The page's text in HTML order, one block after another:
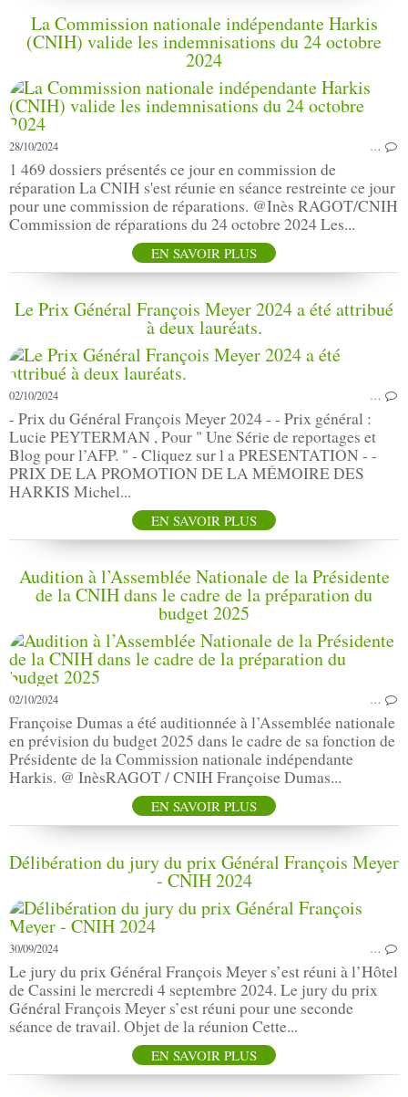
La Commission nationale indépendante Harkis
(CNIH) valide les indemnisations du 24 octobre
2024
28/10/2024 …
1 469 dossiers présentés ce jour en commission de
réparation La CNIH s'est réunie en séance restreinte ce jour
pour une commission de réparations. @Inès RAGOT/CNIH
Commission de réparations du 24 octobre 2024 Les...
EN SAVOIR PLUS
Le Prix Général François Meyer 2024 a été attribué
à deux lauréats.
02/10/2024 …
- Prix du Général François Meyer 2024 - - Prix général :
Lucie PEYTERMAN , Pour " Une Série de reportages et
Blog pour l’AFP. " - Cliquez sur l a PRESENTATION - -
PRIX DE LA PROMOTION DE LA MÉMOIRE DES
HARKIS Michel...
EN SAVOIR PLUS
Audition à l’Assemblée Nationale de la Présidente
de la CNIH dans le cadre de la préparation du
budget 2025
02/10/2024 …
Françoise Dumas a été auditionnée à l’Assemblée nationale
en prévision du budget 2025 dans le cadre de sa fonction de
Présidente de la Commission nationale indépendante
Harkis. @ InèsRAGOT / CNIH Françoise Dumas...
EN SAVOIR PLUS
Délibération du jury du prix Général François Meyer
- CNIH 2024
30/09/2024 …
Le jury du prix Général François Meyer s’est réuni à l’Hôtel
de Cassini le mercredi 4 septembre 2024. Le jury du prix
Général François Meyer s’est réuni pour une seconde
séance de travail. Objet de la réunion Cette...
EN SAVOIR PLUS